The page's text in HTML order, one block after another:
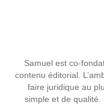
Samuel est co-
contenu éditorial.
faire juridique au
simple et de